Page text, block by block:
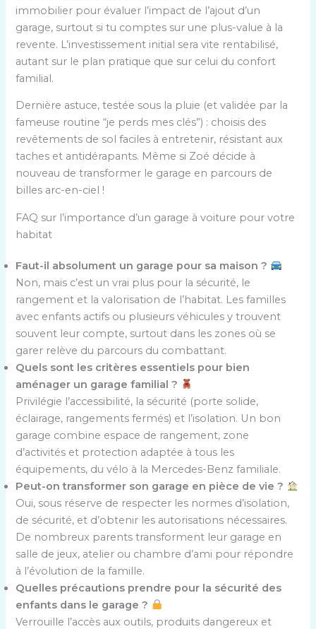
immobilier pour évaluer l’impact de l’ajout d’un
garage, surtout si tu comptes sur une plus-value à la
revente. L’investissement initial sera vite rentabilisé,
autant sur le plan pratique que sur celui du confort
familial.
Dernière astuce, testée sous la pluie (et validée par la
fameuse routine “je perds mes clés”) : choisis des
revêtements de sol faciles à entretenir, résistant aux
taches et antidérapants. Même si Zoé décide à
nouveau de transformer le garage en parcours de
billes arc-en-ciel !
FAQ sur l’importance d’un garage à voiture pour votre
habitat
Faut-il absolument un garage pour sa maison ?
Non, mais c’est un vrai plus pour la sécurité, le
rangement et la valorisation de l’habitat. Les familles
avec enfants actifs ou plusieurs véhicules y trouvent
souvent leur compte, surtout dans les zones où se
garer relève du parcours du combattant.
Quels sont les critères essentiels pour bien
aménager un garage familial ?
Privilégie l’accessibilité, la sécurité (porte solide,
éclairage, rangements fermés) et l’isolation. Un bon
garage combine espace de rangement, zone
d’activités et protection adaptée à tous les
équipements, du vélo à la Mercedes-Benz familiale.
Peut-on transformer son garage en pièce de vie ?
Oui, sous réserve de respecter les normes d’isolation,
de sécurité, et d’obtenir les autorisations nécessaires.
De nombreux parents transforment leur garage en
salle de jeux, atelier ou chambre d’ami pour répondre
à l’évolution de la famille.
Quelles précautions prendre pour la sécurité des
enfants dans le garage ?
Verrouille l’accès aux outils, produits dangereux et